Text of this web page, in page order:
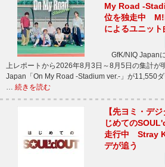
My Road -
位を独走中
によるユニット
GfK/NIQ Japan
上レポートから2026年8月3日～8月5日の集計が
Japan「On My Road -Stadium ver.-」が11,550
… 続きを読む
【先ヨミ・デ
じめての
走行中 Stray
デが追う